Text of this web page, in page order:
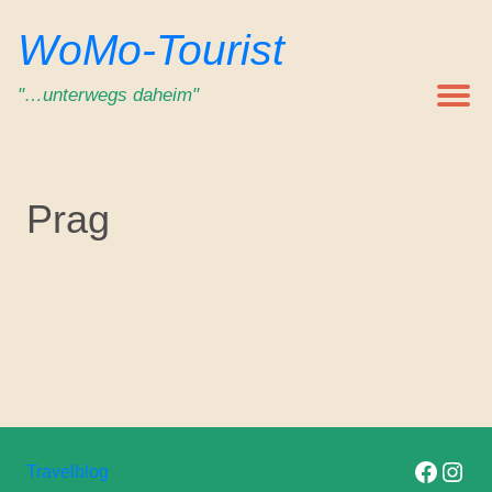
Inhalt
springen
WoMo-Tourist
"…unterwegs daheim"
Prag
Travelblog Folge uns auf
Folge